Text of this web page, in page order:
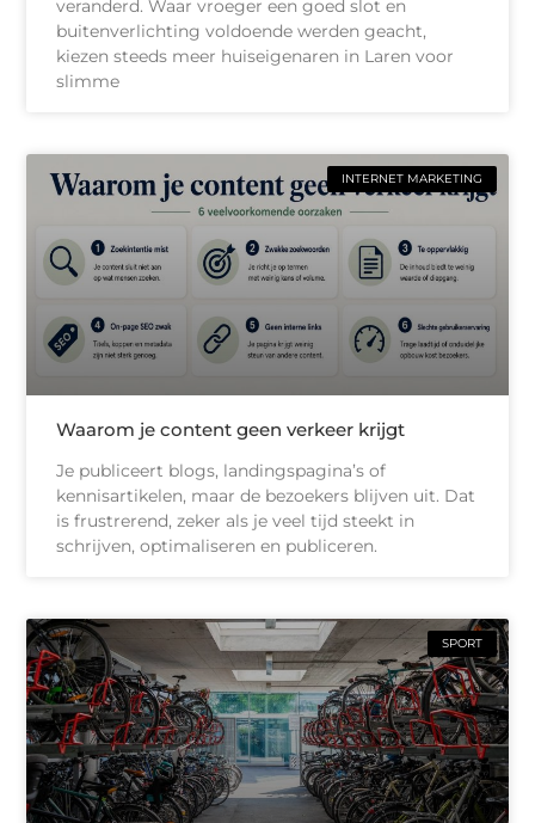
veranderd. Waar vroeger een goed slot en
buitenverlichting voldoende werden geacht,
kiezen steeds meer huiseigenaren in Laren voor
slimme
INTERNET MARKETING
Waarom je content geen verkeer krijgt
Je publiceert blogs, landingspagina’s of
kennisartikelen, maar de bezoekers blijven uit. Dat
is frustrerend, zeker als je veel tijd steekt in
schrijven, optimaliseren en publiceren.
SPORT